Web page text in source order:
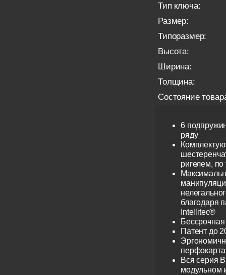
Тип ключа:
Размер:
Типоразмер:
Высота:
Ширина:
Толщина:
Состояние
6
ряду
ригелем,
благодаря
Intellitec®
Патент до
перфокарта
Вся серия
модульном